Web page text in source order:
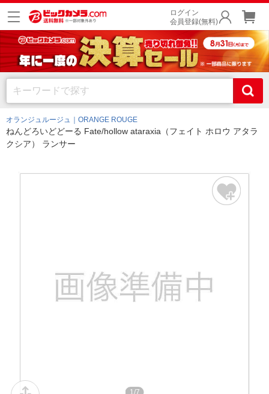
ログイン
会員登録(無料)
オランジュルージュ｜ORANGE ROUGE
ねんどろいどどーる Fate/hollow ataraxia（フェイト ホロウ アタラ
クシア） ランサー
1/7